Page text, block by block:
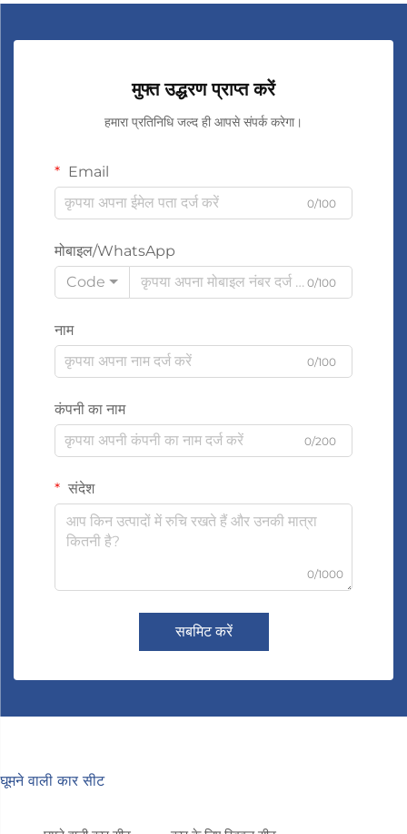
मुफ्त उद्धरण प्राप्त करें
हमारा प्रतिनिधि जल्द ही आपसे संपर्क करेगा।
Email
0/100
मोबाइल/WhatsApp
Code
0/100
नाम
0/100
कंपनी का नाम
0/200
संदेश
0/1000
सबमिट करें
घूमने वाली कार सीट